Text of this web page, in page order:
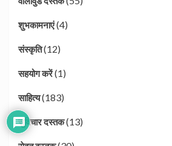
शुभकामनाएं(4)
संस्कृति(12)
सहयोग करें(1)
साहित्य(183)
सुविचार दस्तक(13)